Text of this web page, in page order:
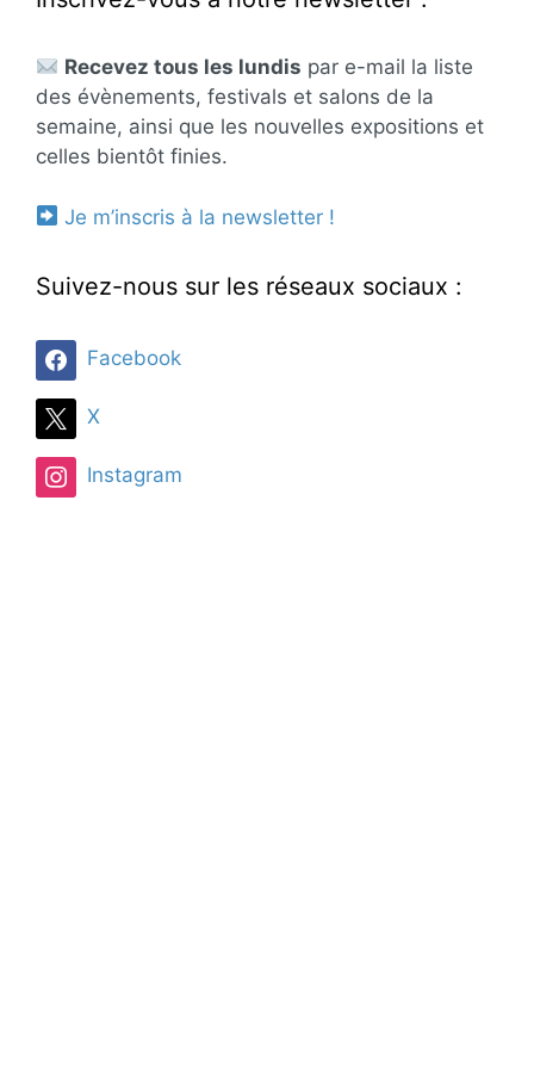
Recevez tous les lundis par e-mail la liste
des évènements, festivals et salons de la
semaine, ainsi que les nouvelles expositions et
celles bientôt finies.
Je m’inscris à la newsletter !
Suivez-nous sur les réseaux sociaux :
Facebook
X
Instagram